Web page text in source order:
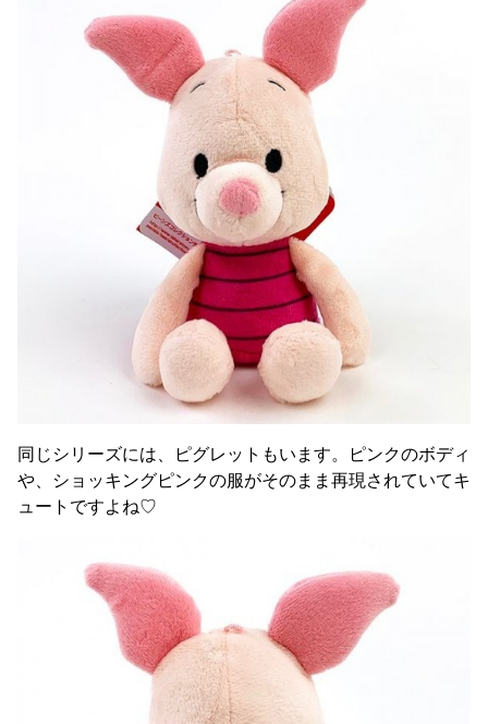
同じシリーズには、ピグレットもいます。ピンクのボディ
や、ショッキングピンクの服がそのまま再現されていてキ
ュートですよね♡